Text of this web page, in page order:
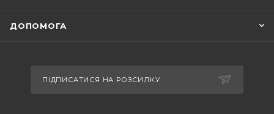
ДОПОМОГА
ПІДПИСАТИСЯ НА РОЗСИЛКУ